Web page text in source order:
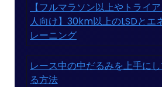
【フルマラソン以上やトライ
人向け】30km以上のLSDとエ
レーニング
レース中の中だるみを上手に
る方法